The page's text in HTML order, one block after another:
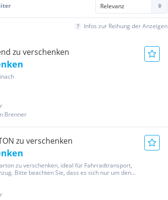
Infos zur Reihung der Anzeigen
zu verschenken
Brenner
zu verschenken
zu verschenken, ideal für Fahrradtransport,
Bitte beachten Sie, dass es sich nur um den